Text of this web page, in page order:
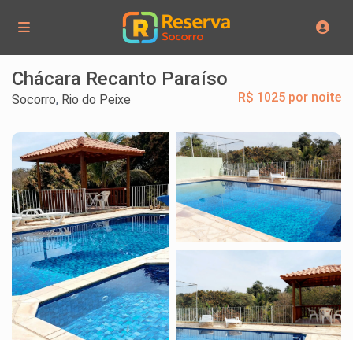
Chácara Recanto Paraíso
R$ 1025 por noite
Socorro, Rio do Peixe